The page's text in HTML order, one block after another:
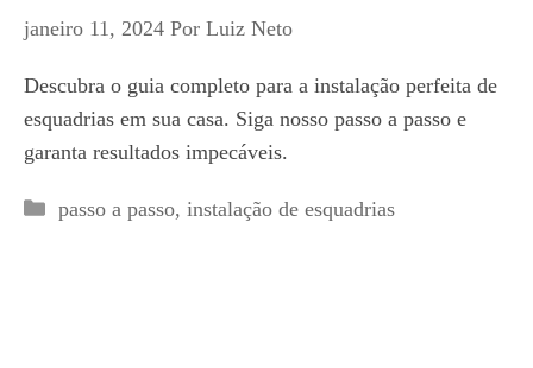
janeiro 11, 2024 Por Luiz Neto
Descubra o guia completo para a instalação perfeita de
esquadrias em sua casa. Siga nosso passo a passo e
garanta resultados impecáveis.
Categorias
passo a passo, instalação de esquadrias